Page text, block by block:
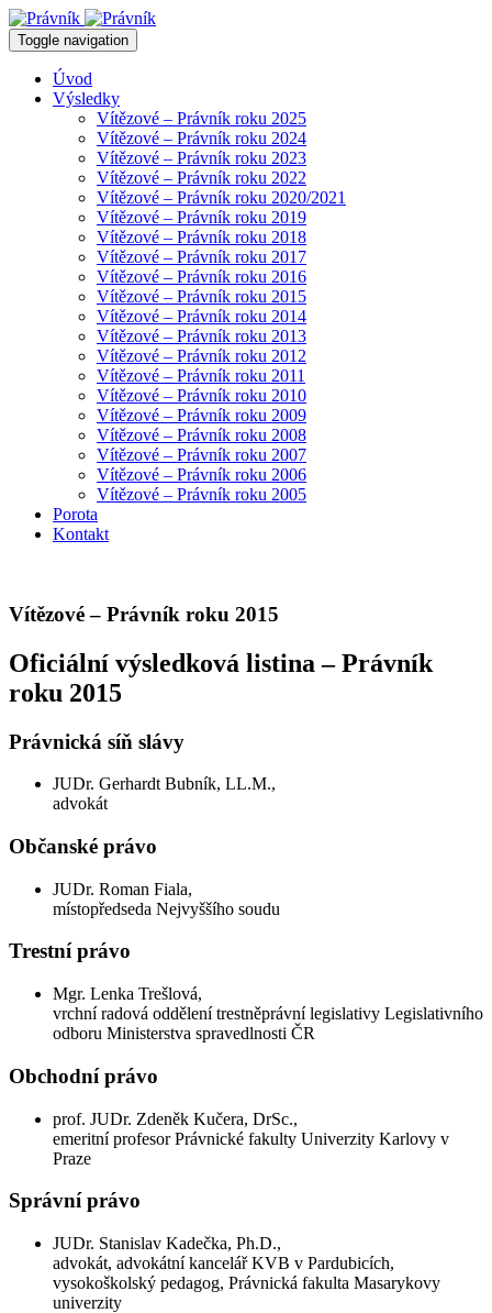
Toggle navigation
Úvod
Výsledky
Vítězové – Právník roku 2025
Vítězové – Právník roku 2024
Vítězové – Právník roku 2023
Vítězové – Právník roku 2022
Vítězové – Právník roku 2020/2021
Vítězové – Právník roku 2019
Vítězové – Právník roku 2018
Vítězové – Právník roku 2017
Vítězové – Právník roku 2016
Vítězové – Právník roku 2015
Vítězové – Právník roku 2014
Vítězové – Právník roku 2013
Vítězové – Právník roku 2012
Vítězové – Právník roku 2011
Vítězové – Právník roku 2010
Vítězové – Právník roku 2009
Vítězové – Právník roku 2008
Vítězové – Právník roku 2007
Vítězové – Právník roku 2006
Vítězové – Právník roku 2005
Porota
Kontakt
Vítězové – Právník roku 2015
Oficiální výsledková listina – Právník
roku 2015
Právnická síň slávy
JUDr. Gerhardt Bubník, LL.M.,
advokát
Občanské právo
JUDr. Roman Fiala,
místopředseda Nejvyššího soudu
Trestní právo
Mgr. Lenka Trešlová,
vrchní radová oddělení trestněprávní legislativy Legislativního
odboru Ministerstva spravedlnosti ČR
Obchodní právo
prof. JUDr. Zdeněk Kučera, DrSc.,
emeritní profesor Právnické fakulty Univerzity Karlovy v
Praze
Správní právo
JUDr. Stanislav Kadečka, Ph.D.,
advokát, advokátní kancelář KVB v Pardubicích,
vysokoškolský pedagog, Právnická fakulta Masarykovy
univerzity